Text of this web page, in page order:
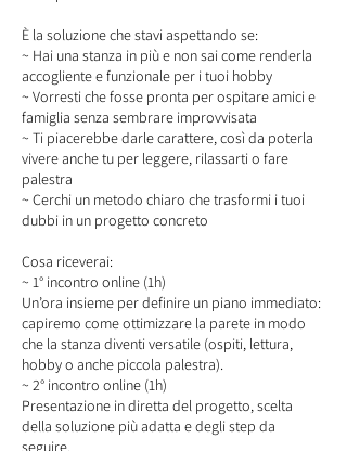
È la soluzione che stavi aspettando se:
~ Hai una stanza in più e non sai come renderla
accogliente e funzionale per i tuoi hobby
~ Vorresti che fosse pronta per ospitare amici e
famiglia senza sembrare improvvisata
~ Ti piacerebbe darle carattere, così da poterla
vivere anche tu per leggere, rilassarti o fare
palestra
~ Cerchi un metodo chiaro che trasformi i tuoi
dubbi in un progetto concreto
Cosa riceverai:
~ 1° incontro online (1h)
Un’ora insieme per definire un piano immediato:
capiremo come ottimizzare la parete in modo
che la stanza diventi versatile (ospiti, lettura,
hobby o anche piccola palestra).
~ 2° incontro online (1h)
Presentazione in diretta del progetto, scelta
della soluzione più adatta e degli step da
seguire.